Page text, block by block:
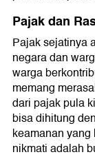
Pajak dan
Pajak sejatinya
negara dan
warga
memang
dari pajak pula
bisa dihitung
keamanan
nikmati adalah